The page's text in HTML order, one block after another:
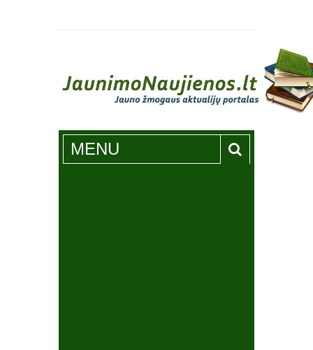
Jaunimonaujienos.lt
MENU